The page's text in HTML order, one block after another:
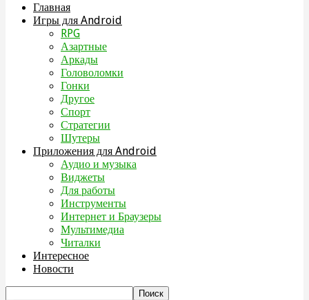
Главная
Игры для Android
RPG
Азартные
Аркады
Головоломки
Гонки
Другое
Спорт
Стратегии
Шутеры
Приложения для Android
Аудио и музыка
Виджеты
Для работы
Инструменты
Интернет и Браузеры
Мультимедиа
Читалки
Интересное
Новости